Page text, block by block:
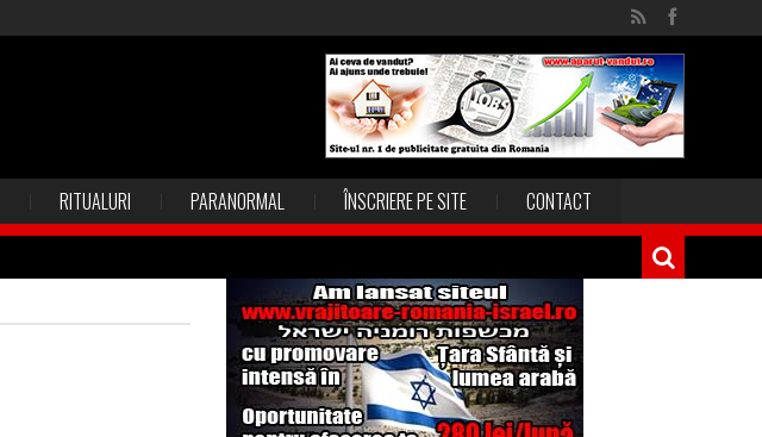
RITUALURI PARANORMAL ÎNSCRIERE PE SITE CONTACT
Magia în Thailanda